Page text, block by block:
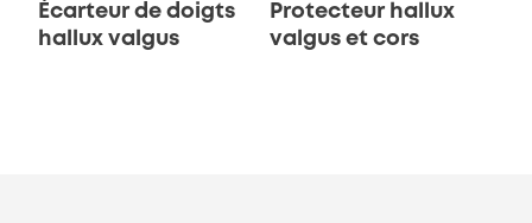
Écarteur de doigts
hallux valgus
Protecteur hallux
valgus et cors